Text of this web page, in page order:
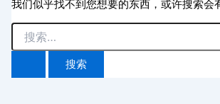
我们似乎找不到您想要的东西，或许搜索会
搜
索：